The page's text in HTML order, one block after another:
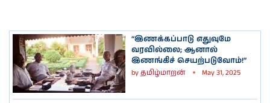
“இணக்கப்பாடு எதுவுமே
வரவில்லை; ஆனால்
இணங்கிச் செயற்படுவோம்!”
byதமிழ்மாறன் May 31, 2025